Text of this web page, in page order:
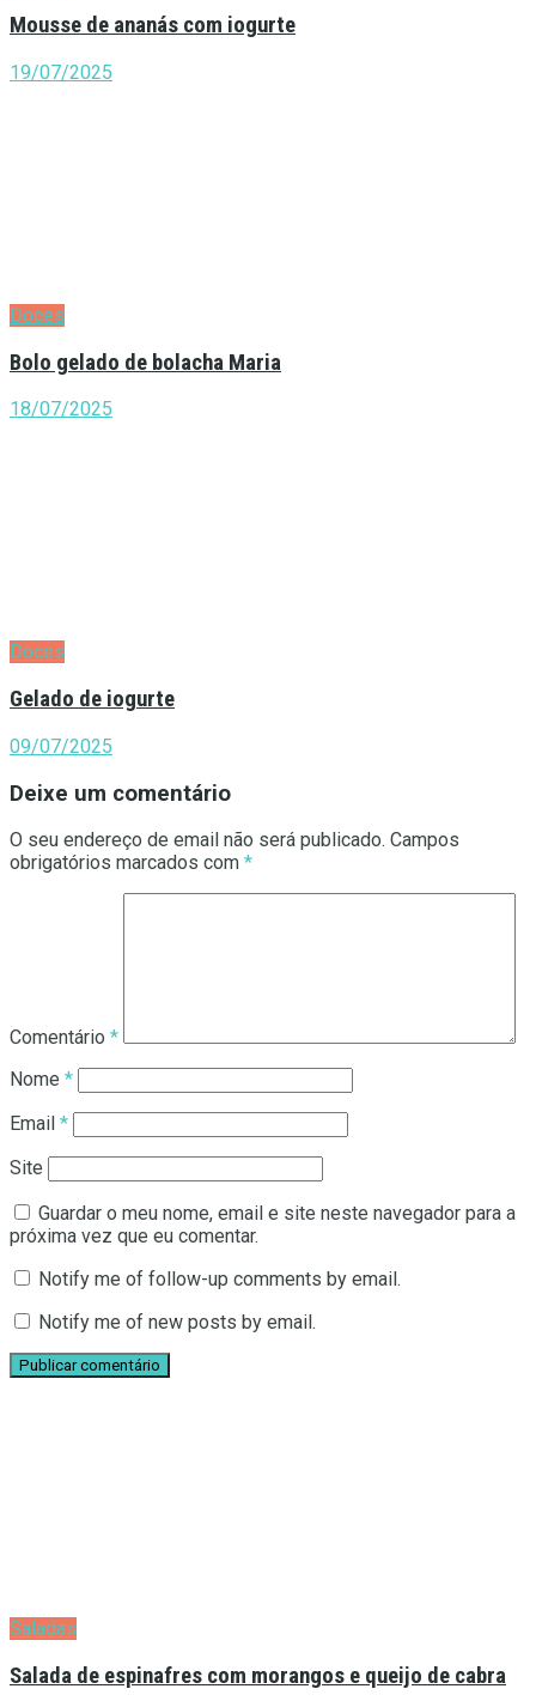
Mousse de ananás com iogurte
19/07/2025
Doces
Bolo gelado de bolacha Maria
18/07/2025
Doces
Gelado de iogurte
09/07/2025
Deixe um comentário
O seu endereço de email não será publicado. Campos
obrigatórios marcados com *
Comentário *
Nome *
Email *
Site
Guardar o meu nome, email e site neste navegador para a
próxima vez que eu comentar.
Notify me of follow-up comments by email.
Notify me of new posts by email.
Saladas
Salada de espinafres com morangos e queijo de cabra